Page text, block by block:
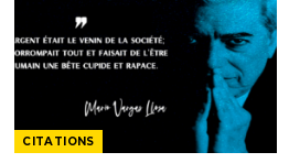
CITATIONS